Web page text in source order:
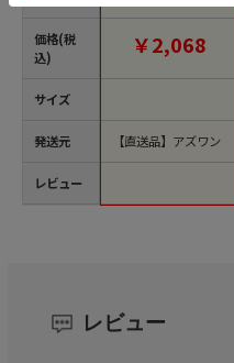
価格(税
込)
サイズ
発送元
レビュー
イボリー LRS-BLNE
単位1個）【直送品】
￥2,068
【直送品】アズワン
レビュー